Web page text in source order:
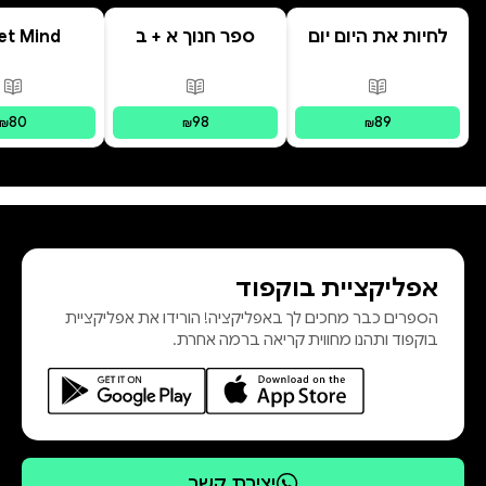
לחיות את היום יום
פורמטים זמינים מודפס
₪89
ספר חנוך א + ב
פורמטים זמינים מודפס
₪98
Mind
₪80
אפליקציית בוקפוד
הספרים כבר מחכים לך באפליקציה! הורידו את אפליקציית
בוקפוד ותהנו מחווית קריאה ברמה אחרת.